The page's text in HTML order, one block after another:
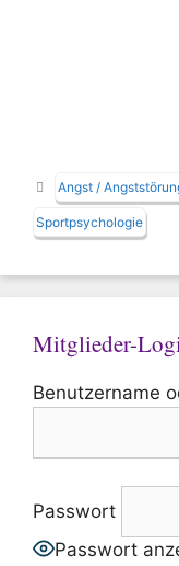
Schlagwörter
Angst /
Sportpsychologie
Mitglieder-
Benutzername
Passwort
Passwort